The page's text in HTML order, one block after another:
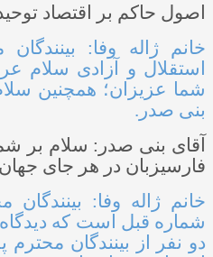
اصول حاکم بر اقتصاد
خانم ژاله وفا:
استقلال و آزادی سلام
شما عزیزان؛ همچنین
بنی ­صدر.
آقای بنی­ صدر: سلام بر
فارسی­زبان در هر جای جهان
خانم ژاله وفا: بینندگان
شماره قبل است که دیدگاه
دو نفر از بینندگان محترم